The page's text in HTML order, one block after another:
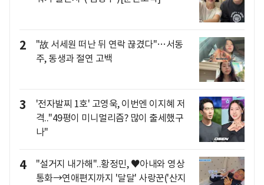
2
"故 서세원 떠난 뒤 연락 끊겼다"…서동
주, 동생과 절연 고백
3
'전자발찌 1호' 고영욱, 이번엔 이지혜 저
격.."49평이 미니멀리즘? 많이 출세했구
나"
4
"설거지 내가해"..황정민, ♥아내와 영상
통화→연애편지까지 '달달' 사랑꾼('산지